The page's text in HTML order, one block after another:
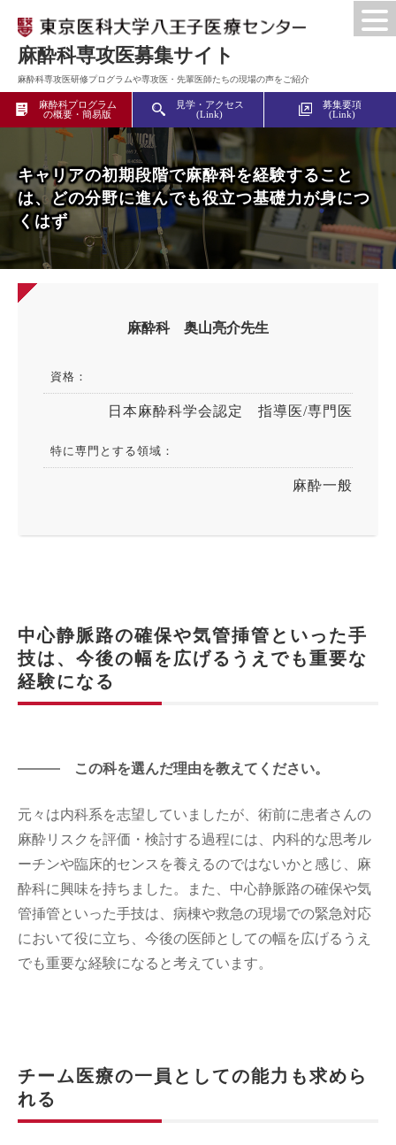
麻酔科専攻医募集サイト
麻酔科専攻医研修プログラムや専攻医・先輩医師たちの現場の声をご紹介
麻酔科プログラム
の概要・簡易版
見学・アクセス
(Link)
募集要項
(Link)
キャリアの初期段階で麻酔科を経験すること
は、どの分野に進んでも役立つ基礎力が身につ
くはず
麻酔科 奥山亮介先生
資格：
日本麻酔科学会認定 指導医/専門医
特に専門とする領域：
麻酔一般
中心静脈路の確保や気管挿管といった手
技は、今後の幅を広げるうえでも重要な
経験になる
この科を選んだ理由を教えてください。
元々は内科系を志望していましたが、術前に患者さんの
麻酔リスクを評価・検討する過程には、内科的な思考ル
ーチンや臨床的センスを養えるのではないかと感じ、麻
酔科に興味を持ちました。また、中心静脈路の確保や気
管挿管といった手技は、病棟や救急の現場での緊急対応
において役に立ち、今後の医師としての幅を広げるうえ
でも重要な経験になると考えています。
チーム医療の一員としての能力も求めら
れる